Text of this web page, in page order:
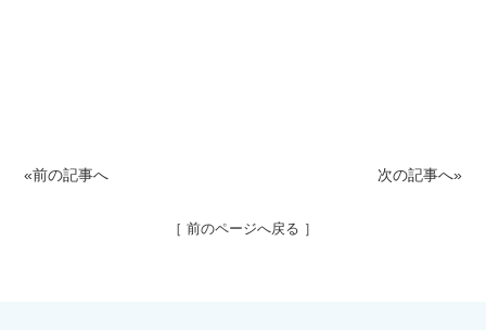
«前の記事へ 次の記事へ»
［ 前のページへ戻る ］